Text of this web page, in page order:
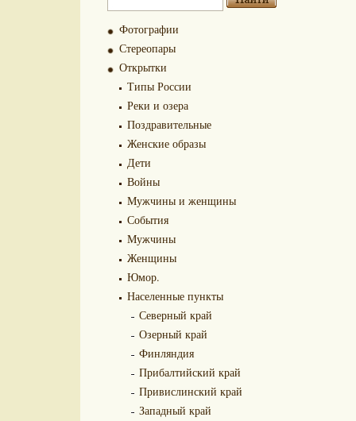
Фотографии
Стереопары
Открытки
Типы России
Реки и озера
Поздравительные
Женские образы
Дети
Войны
Мужчины и женщины
События
Мужчины
Женщины
Юмор.
Населенные пункты
Северный край
Озерный край
Финляндия
Прибалтийский край
Привислинский край
Западный край